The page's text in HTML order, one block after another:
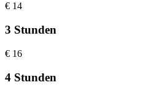
€ 14
3 Stunden
€ 16
4 Stunden